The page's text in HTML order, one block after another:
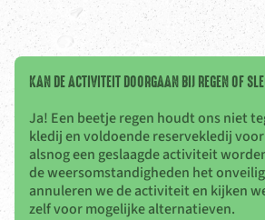
KAN DE ACTIVITEIT DOORGAAN BIJ REGEN OF
Ja! Een beetje regen houdt ons niet
kledij en voldoende reservekledij
alsnog een geslaagde activiteit
de weersomstandigheden het
annuleren we de activiteit en kijken
zelf voor mogelijke alternatieven.